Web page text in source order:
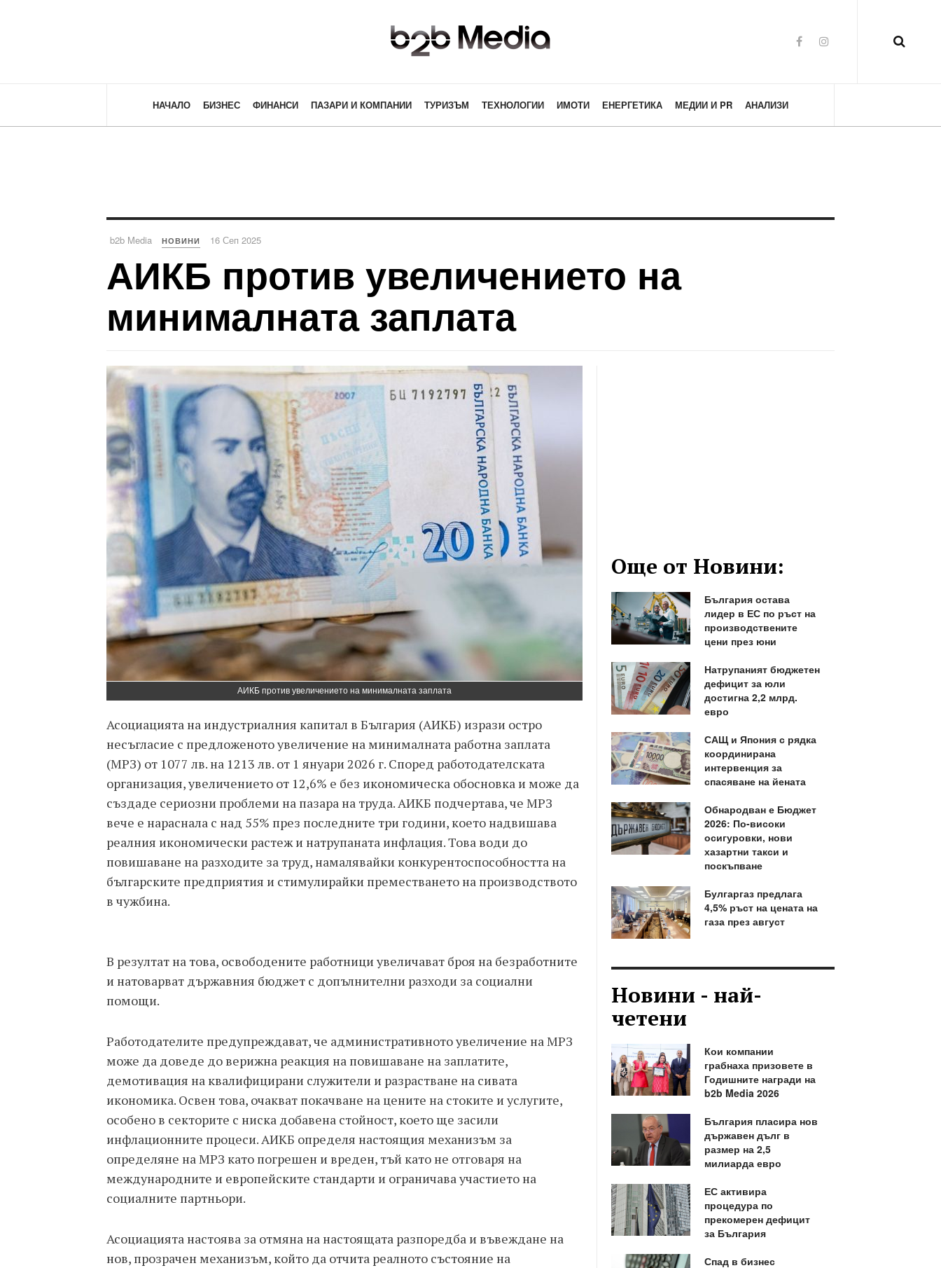
НАЧАЛО БИЗНЕС ФИНАНСИ ПАЗАРИ И КОМПАНИИ ТУРИЗЪМ ТЕХНОЛОГИИ ИМОТИ ЕНЕРГЕТИКА МЕДИИ И PR АНАЛИЗИ
b2b Media НОВИНИ 16 Сеп 2025
АИКБ против увеличението на
минималната заплата
АИКБ против увеличението на минималната заплата
Асоциацията на индустриалния капитал в България (АИКБ) изрази остро
несъгласие с предложеното увеличение на минималната работна заплата
(МРЗ) от 1077 лв. на 1213 лв. от 1 януари 2026 г. Според работодателската
организация, увеличението от 12,6% е без икономическа обосновка и може да
създаде сериозни проблеми на пазара на труда. АИКБ подчертава, че МРЗ
вече е нараснала с над 55% през последните три години, което надвишава
реалния икономически растеж и натрупаната инфлация. Това води до
повишаване на разходите за труд, намалявайки конкурентоспособността на
българските предприятия и стимулирайки преместването на производството
в чужбина.
В резултат на това, освободените работници увеличават броя на безработните
и натоварват държавния бюджет с допълнителни разходи за социални
помощи.
Работодателите предупреждават, че административното увеличение на МРЗ
може да доведе до верижна реакция на повишаване на заплатите,
демотивация на квалифицирани служители и разрастване на сивата
икономика. Освен това, очакват покачване на цените на стоките и услугите,
особено в секторите с ниска добавена стойност, което ще засили
инфлационните процеси. АИКБ определя настоящия механизъм за
определяне на МРЗ като погрешен и вреден, тъй като не отговаря на
международните и европейските стандарти и ограничава участието на
социалните партньори.
Асоциацията настоява за отмяна на настоящата разпоредба и въвеждане на
нов, прозрачен механизъм, който да отчита реалното състояние на
Още от Новини:
България остава
лидер в ЕС по ръст на
производствените
цени през юни
Натрупаният бюджетен
дефицит за юли
достигна 2,2 млрд.
евро
САЩ и Япония с рядка
координирана
интервенция за
спасяване на йената
Обнародван е Бюджет
2026: По-високи
осигуровки, нови
хазартни такси и
поскъпване
Булгаргаз предлага
4,5% ръст на цената на
газа през август
Новини - най-
четени
Кои компании
грабнаха призовете в
Годишните награди на
b2b Media 2026
България пласира нов
държавен дълг в
размер на 2,5
милиарда евро
ЕС активира
процедура по
прекомерен дефицит
за България
Спад в бизнес